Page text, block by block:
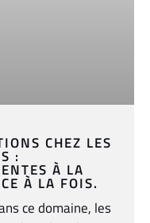
CHEZ LES
:
À LA
À LA FOIS.
ce domaine, les